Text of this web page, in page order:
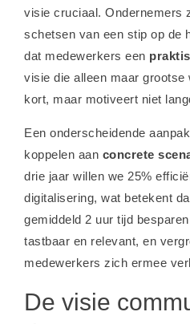
visie cruciaal. Ondernemers
schetsen van een stip op de
dat medewerkers een
visie die alleen maar
kort, maar motiveert niet
Een onderscheidende
koppelen aan concrete
drie jaar willen we 25%
digitalisering, wat betekent
gemiddeld 2 uur tijd
tastbaar en relevant, en
medewerkers zich ermee
De visie